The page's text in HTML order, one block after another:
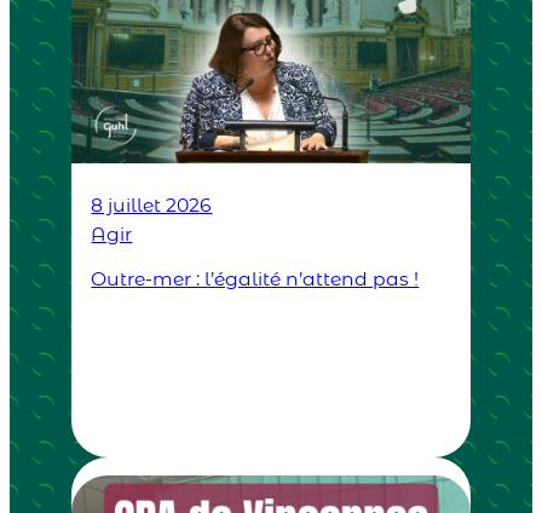
8 juillet 2026
Agir
Outre-mer : l’égalité n’attend pas !